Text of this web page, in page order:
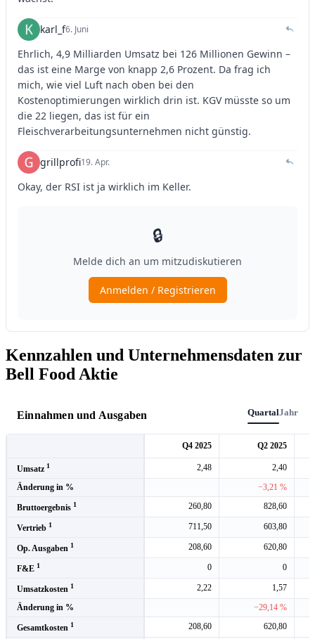
Kennzahlen und Unternehmensdaten zur
Bell Food Aktie
Einnahmen und Ausgaben QuartalJahr
Q4 2025 Q2 2025
Umsatz 1 2,48
2,40
Änderung in %
−3,21 %
Bruttoergebnis 1 260,80 828,60
Vertrieb 1 711,50 603,80
Op. Ausgaben 1 208,60 620,80
F&E 1 0 0
Umsatzkosten 1 2,22
1,57
Änderung in %
−29,14 %
Gesamtkosten 1 208,60 620,80